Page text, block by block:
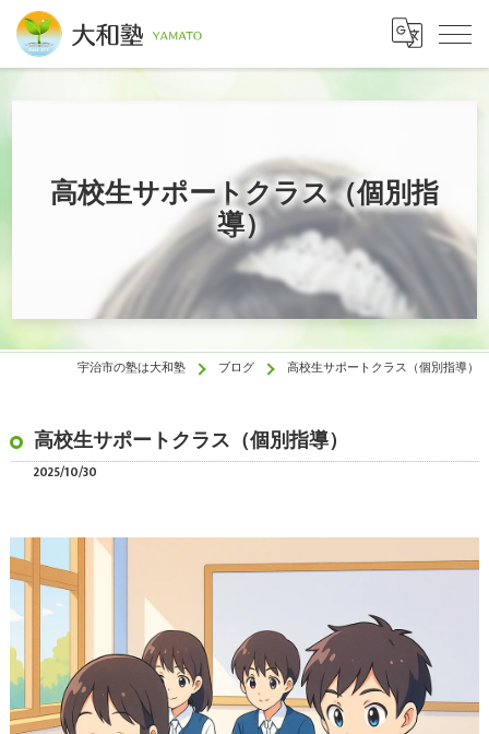
高校生サポートクラス（個別指
導）
宇治市の塾は大和塾 ブログ 高校生サポートクラス（個別指導）
高校生サポートクラス（個別指導）
2025/10/30